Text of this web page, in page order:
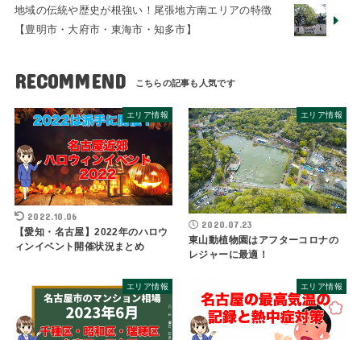
地域の伝統や歴史が根強い！尾張地方南エリアの特徴
【豊明市・大府市・東海市・知多市】
RECOMMEND
エリア情報
2022.10.06
【愛知・名古屋】2022年のハロウ
ィンイベント開催状況まとめ
エリア情報
2020.07.23
東山動植物園はアフターコロナの
レジャーに最適！
エリア情報 エリア情報